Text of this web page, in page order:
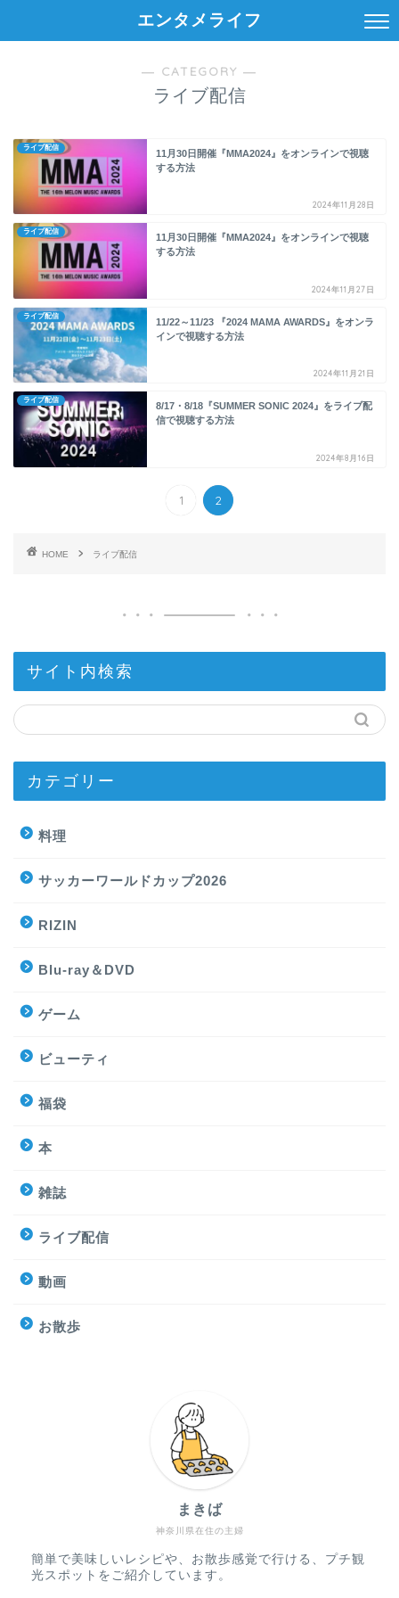
エンタメライフ
― CATEGORY ―
ライブ配信
ライブ配信
11月30日開催『MMA2024』をオンラインで視聴
する方法
2024年11月28日
ライブ配信
11月30日開催『MMA2024』をオンラインで視聴
する方法
2024年11月27日
ライブ配信
11/22～11/23 『2024 MAMA AWARDS』をオンラ
インで視聴する方法
2024年11月21日
ライブ配信
8/17・8/18『SUMMER SONIC 2024』をライブ配
信で視聴する方法
2024年8月16日
1 2
HOME ライブ配信
サイト内検索
カテゴリー
料理
サッカーワールドカップ2026
RIZIN
Blu-ray＆DVD
ゲーム
ビューティ
福袋
本
雑誌
ライブ配信
動画
お散歩
神奈川県在住の主婦
まきば
簡単で美味しいレシピや、お散歩感覚で行ける、プチ観
光スポットをご紹介しています。